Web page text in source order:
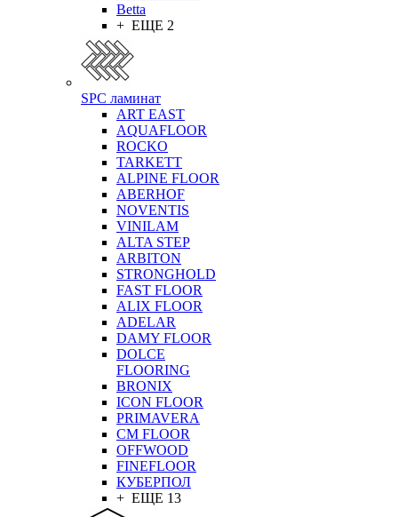
Betta
+ ЕЩЕ 2
SPC ламинат
ART EAST
AQUAFLOOR
ROCKO
TARKETT
ALPINE FLOOR
ABERHOF
NOVENTIS
VINILAM
ALTA STEP
ARBITON
STRONGHOLD
FAST FLOOR
ALIX FLOOR
ADELAR
DAMY FLOOR
DOLCE
FLOORING
BRONIX
ICON FLOOR
PRIMAVERA
CM FLOOR
OFFWOOD
FINEFLOOR
КУБЕРПОЛ
+ ЕЩЕ 13